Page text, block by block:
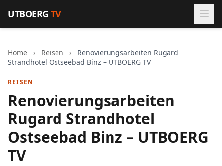
UTBOERGTV
Home › Reisen ›
Renovierungsarbeiten Rugard
Strandhotel Ostseebad Binz – UTBOERG TV
REISEN
Renovierungsarbeiten
Rugard Strandhotel
Ostseebad Binz – UTBOERG
TV